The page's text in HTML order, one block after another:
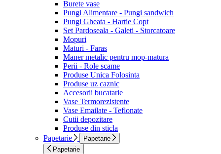
Burete vase
Pungi Alimentare - Pungi sandwich
Pungi Gheata - Hartie Copt
Set Pardoseala - Galeti - Storcatoare
Mopuri
Maturi - Faras
Maner metalic pentru mop-matura
Perii - Role scame
Produse Unica Folosinta
Produse uz caznic
Accesorii bucatarie
Vase Termorezistente
Vase Emailate - Teflonate
Cutii depozitare
Produse din sticla
Papetarie
Papetarie
Papetarie